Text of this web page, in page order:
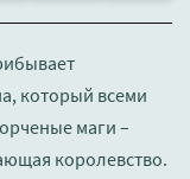
который всеми
маги –
королевство.